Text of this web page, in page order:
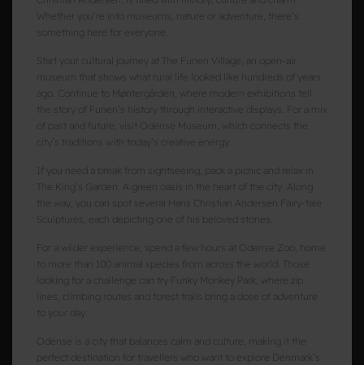
Whether you’re into museums, nature or adventure, there’s
something here for everyone.
Start your cultural journey at The Funen Village, an open-air
museum that shows what rural life looked like hundreds of years
ago. Continue to Møntergården, where modern exhibitions tell
the story of Funen’s history through interactive displays. For a mix
of past and future, visit Odense Museum, which connects the
city’s traditions with today’s creative energy.
If you need a break from sightseeing, pack a picnic and relax in
The King’s Garden. A green oasis in the heart of the city. Along
the way, you can spot several Hans Christian Andersen Fairy-tale
Sculptures, each depicting one of his beloved stories.
For a wilder experience, spend a few hours at Odense Zoo, home
to more than 100 animal species from across the world. Those
looking for a challenge can try Funky Monkey Park, where zip
lines, climbing routes and forest trails bring a dose of adventure
to your day.
Odense is a city that balances calm and culture, making it the
perfect destination for travellers who want to explore Denmark’s